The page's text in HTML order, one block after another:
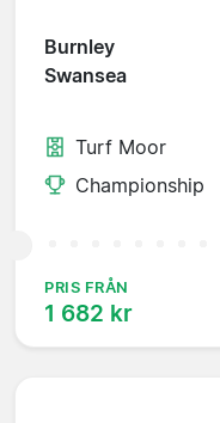
Burnley
Swansea
Turf Moor
Championship
PRIS FRÅN
1 682 kr